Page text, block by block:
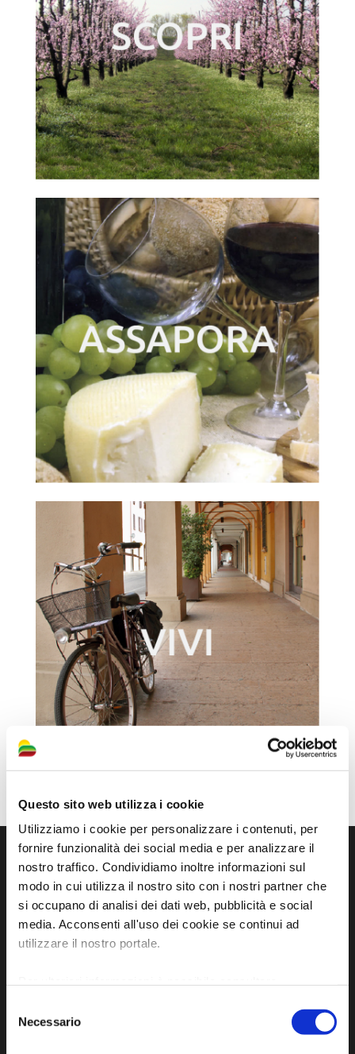
Questo sito web utilizza i cookie
Utilizziamo i cookie per personalizzare i contenuti, per
fornire funzionalità dei social media e per analizzare il
nostro traffico. Condividiamo inoltre informazioni sul
modo in cui utilizza il nostro sito con i nostri partner che
si occupano di analisi dei dati web, pubblicità e social
media. Acconsenti all'uso dei cookie se continui ad
utilizzare il nostro portale.
delNecessario
dell'Unione dei Comuni della Bassa Romagna